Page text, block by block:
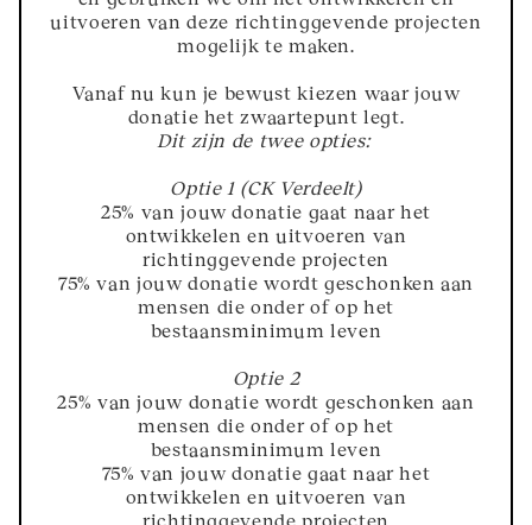
uitvoeren van deze richtinggevende projecten
mogelijk te maken.
Vanaf nu kun je bewust kiezen waar jouw
donatie het zwaartepunt legt.
Dit zijn de twee opties:
Optie 1 (CK Verdeelt)
25% van jouw donatie gaat naar het
ontwikkelen en uitvoeren van
richtinggevende projecten
75% van jouw donatie wordt geschonken aan
mensen die onder of op het
bestaansminimum leven
Optie 2
25% van jouw donatie wordt geschonken aan
mensen die onder of op het
bestaansminimum leven
75% van jouw donatie gaat naar het
ontwikkelen en uitvoeren van
richtinggevende projecten